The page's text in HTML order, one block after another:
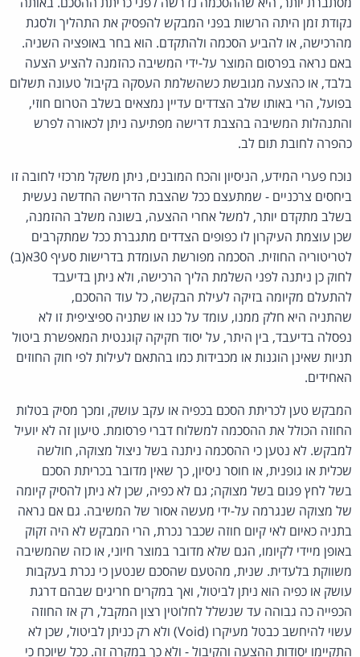
נקודת זמן היתה הרשות בפני המבקש להפסיק את התהליך ולסגת
מהרכישה, או להביע הסכמה ולהתקדם. הוא בחר באופציה השניה.
באם נראה בפרסום המוצר על-ידי המשיבה כהזמנה להציע הצעה
בלבד, או כהצעה מגובשת כשהשלמת העסקה בקיבול טעונה תשלום
בפועל, הרי באותו שלב הצדדים עדיין נמצאים בשלב הטרום חוזי,
והתנהלות המשיבה בהצבת דרישה מפתיעה ניתן לכאורה לפרש
כהפרה לחובת תום לב.
נוכח פערי המידע, הניסיון והכח המובנים, ניתן משקל מרכזי לחובה זו
ביחסים צרכניים - שמתעצם ככל שהצבת הדרישה החדשה נעשית
בשלב מתקדם יותר, למשל אחרי ההצעה, בשונה משלב ההזמנה,
שכן עוצמת העיקרון לו כפופים הצדדים מתגברת ככל שמתקרבים
לטריטוריה החוזית. הסכמה מפורשת העומדת בדרישות סעיף 30א(ב)
לחוק כן ניתנה לפני השלמת הליך הרכישה, ולא ניתן בדיעבד
להתעלם מקיומה בזיקה לעילת הבקשה, כל עוד ההסכם,
שהתניה היא חלק ממנו, עומד על כנו או שתניה ספיציפית זו לא
נפסלה בדיעבד, בין היתר, על יסוד חקיקה קוגנטית המאפשרת ביטול
תניות שאינן הוגנות או מכבידות כמו בהתאם לעילות לפי חוק החוזים
האחידים.
המבקש טען לכריתת הסכם בכפיה או עקב עושק, ומכך מסיק בטלות
החוזה הכולל את ההסכמה למשלוח דברי פרסומת. טיעון זה לא יועיל
למבקש. לא נטען כי ההסכמה ניתנה בשל ניצול מצוקה, חולשה
שכלית או גופנית, או חוסר ניסיון, כך שאין מדובר בכריתת הסכם
בשל לחץ פגום בשל מצוקה; גם לא כפיה, שכן לא ניתן להסיק קיומה
של מצוקה שנגרמה על-ידי מעשה אסור של המשיבה. גם אם נראה
בתניה כאיום לאי קיום חוזה שכבר נכרת, הרי המבקש לא היה זקוק
באופן מיידי לקיומו, הגם שלא מדובר במוצר חיוני, או כזה שהמשיבה
משווקת בלעדית. שנית, מהטעם שהסכם שנטען כי נכרת בעקבות
עושק או כפיה הוא ניתן לביטול, ואך במקרים חריגים שבהם דרגת
הכפייה כה גבוהה עד שנשלל לחלוטין רצון המקבל, רק אז החוזה
עשוי להיחשב כבטל מעיקרו (Void) ולא רק כניתן לביטול, שכן לא
התקיימו יסודות ההצעה והקיבול - ולא כך במקרה זה. ככל שיוכח כי